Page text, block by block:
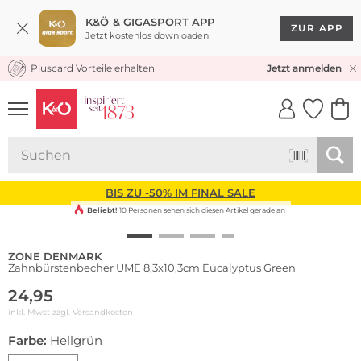
K&Ö & GIGASPORT APP
Jetzt kostenlos downloaden
ZUR APP
KOSTENLOSER VERSAND* & RÜCKVERSAND
Pluscard Vorteile erhalten Jetzt anmelden
UNSERE APP
CLICK &
BIS ZU -50% IM FINAL SALE
Beliebt! 10 Personen sehen sich diesen Artikel gerade an
ZONE DENMARK
Zahnbürstenbecher UME 8,3x10,3cm Eucalyptus Green
24,95
inkl. Mwst zzgl. Versandkosten
Farbe: Hellgrün